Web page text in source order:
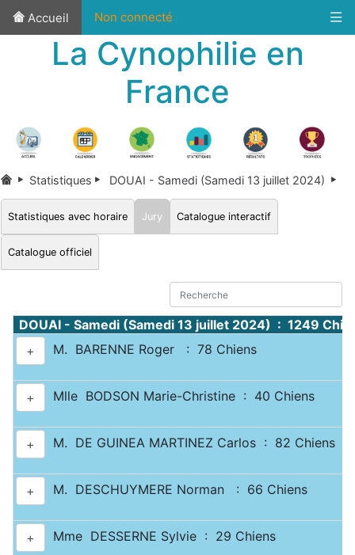
Accueil Non connecté
La Cynophilie en
France
Statistiques DOUAI - Samedi (Samedi 13 juillet 2024)
Statistiques avec horaire Jury Catalogue interactif
Catalogue officiel
DOUAI - Samedi (Samedi 13 juillet 2024) : 1249
+
M. BARENNE Roger : 78 Chiens
+ Mlle BODSON Marie-Christine : 40 Chiens
+ M. DE GUINEA MARTINEZ Carlos : 82 Chiens
+ M. DESCHUYMERE Norman : 66 Chiens
+ Mme DESSERNE Sylvie : 29 Chiens